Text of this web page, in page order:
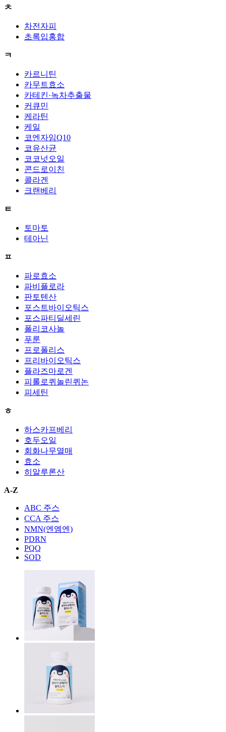
ㅊ
차전자피
초록입홍합
ㅋ
카르니틴
카무트효소
카테킨·녹차추출물
커큐민
케라틴
케일
코엔자임Q10
코유산균
코코넛오일
콘드로이친
콜라겐
크랜베리
ㅌ
토마토
테아닌
ㅍ
파로효소
파비플로라
판토텐산
포스트바이오틱스
포스파티딜세린
폴리코사놀
푸룬
프로폴리스
프리바이오틱스
플라즈마로겐
피롤로퀴놀린퀴논
피세틴
ㅎ
하스카프베리
호두오일
회화나무열매
효소
히알루론산
A-Z
ABC 주스
CCA 주스
NMN(엔엠엔)
PDRN
PQQ
SOD